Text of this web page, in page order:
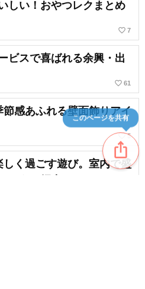
しい！おやつレクまとめ
favorite_border 7
ビスで喜ばれる余興・出
favorite_border 61
節感あふれる壁面飾りアイ
favorite_border5
しく過ごす遊び。室内で盛
ios_share
このページを共有